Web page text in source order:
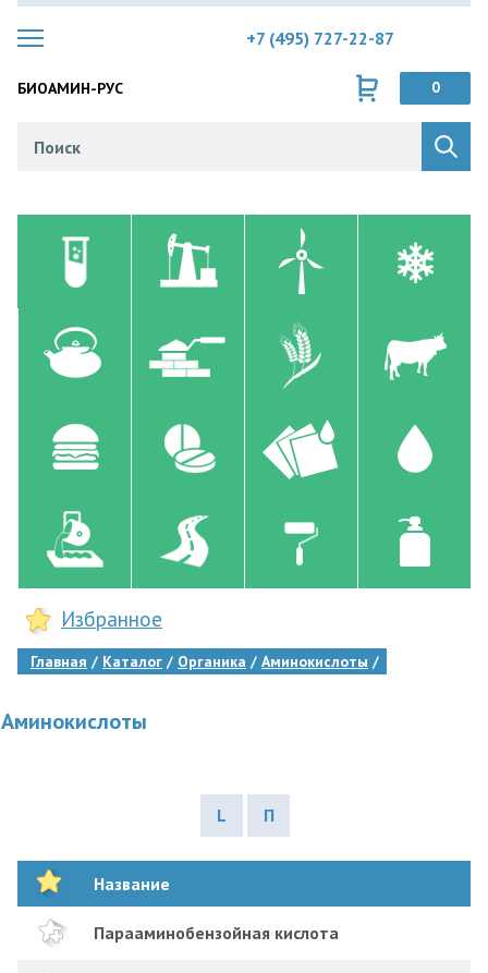
+7 (495) 727-22-87
БИОАМИН-РУС 0
Избранное
Главная Каталог Органика Аминокислоты
Аминокислоты
L П
Название
Парааминобензойная кислота